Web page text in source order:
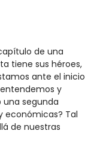
de una
tiene sus héroes,
ante el inicio
y
una segunda
económicas? Tal
de nuestras